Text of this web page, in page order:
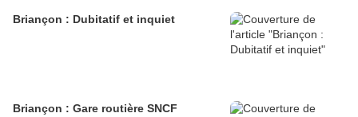
Briançon : Dubitatif et inquiet
Briançon : Gare routière SNCF